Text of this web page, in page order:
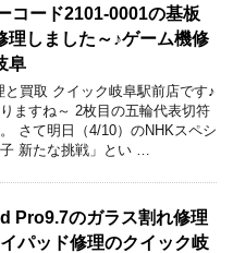
コード2101-0001の基板
理しました～♪ゲーム機修
阜
と買取 クイック岐阜駅前店です♪
ますね～ 2枚目の五輪代表切符
さて明日（4/10）のNHKスペシ
新たな挑戦」とい …
Pro9.7のガラス割れ修理
パッド修理のクイック岐